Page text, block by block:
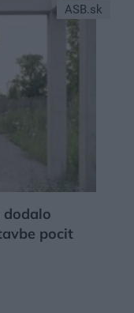
ASB.sk
pocit